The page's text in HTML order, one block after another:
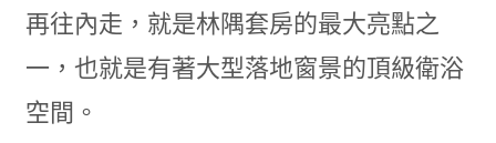
再往內走，就是林隅套房的最大亮點之
一，也就是有著大型落地窗景的頂級衛浴
空間。